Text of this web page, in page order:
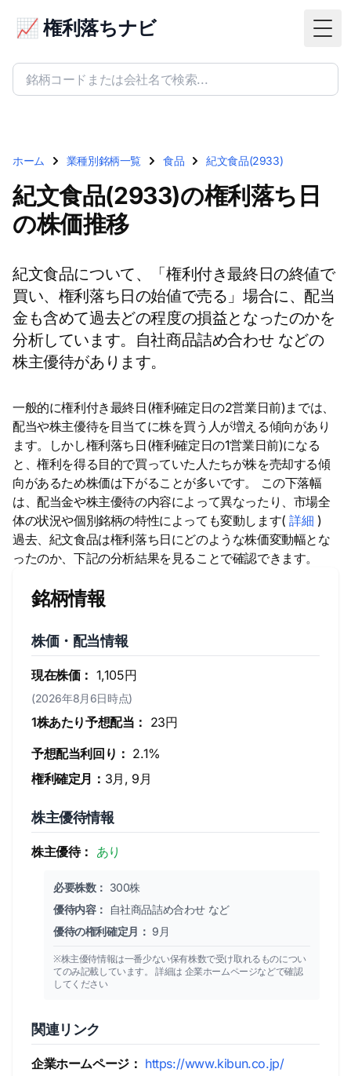
📈 権利落ちナビ
ホーム 業種別銘柄一覧 食品 紀文食品(2933)
紀文食品(2933)の権利落ち日
の株価推移
紀文食品について、「権利付き最終日の終値で
買い、権利落ち日の始値で売る」場合に、配当
金も含めて過去どの程度の損益となったのかを
分析しています。自社商品詰め合わせ などの
株主優待があります。
一般的に権利付き最終日(権利確定日の2営業日前)までは、
配当や株主優待を目当てに株を買う人が増える傾向があり
ます。しかし権利落ち日(権利確定日の1営業日前)になる
と、権利を得る目的で買っていた人たちが株を売却する傾
向があるため株価は下がることが多いです。 この下落幅
は、配当金や株主優待の内容によって異なったり、市場全
体の状況や個別銘柄の特性によっても変動します(詳細 )
過去、紀文食品は権利落ち日にどのような株価変動幅とな
ったのか、下記の分析結果を見ることで確認できます。
銘柄情報
株価・配当情報
現在株価： 1,105円
(2026年8月6日時点)
1株あたり予想配当： 23円
予想配当利回り： 2.1%
権利確定月： 3月, 9月
株主優待情報
株主優待： あり
必要株数： 300株
優待内容：
自社商品詰め合わせ など
優待の権利確定月： 9月
※株主優待情報は一番少ない保有株数で受け取れるものについ
てのみ記載しています。 詳細は 企業ホームページなどで確認
してください
関連リンク
企業ホームページ： https://www.kibun.co.jp/